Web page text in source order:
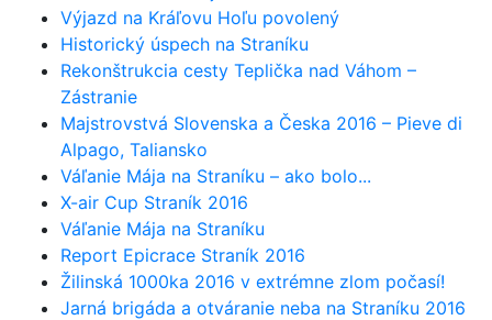
Výjazd na Kráľovu Hoľu povolený
Historický úspech na Straníku
Rekonštrukcia cesty Teplička nad Váhom –
Zástranie
Majstrovstvá Slovenska a Česka 2016 – Pieve di
Alpago, Taliansko
Váľanie Mája na Straníku – ako bolo...
X-air Cup Straník 2016
Váľanie Mája na Straníku
Report Epicrace Straník 2016
Žilinská 1000ka 2016 v extrémne zlom počasí!
Jarná brigáda a otváranie neba na Straníku 2016